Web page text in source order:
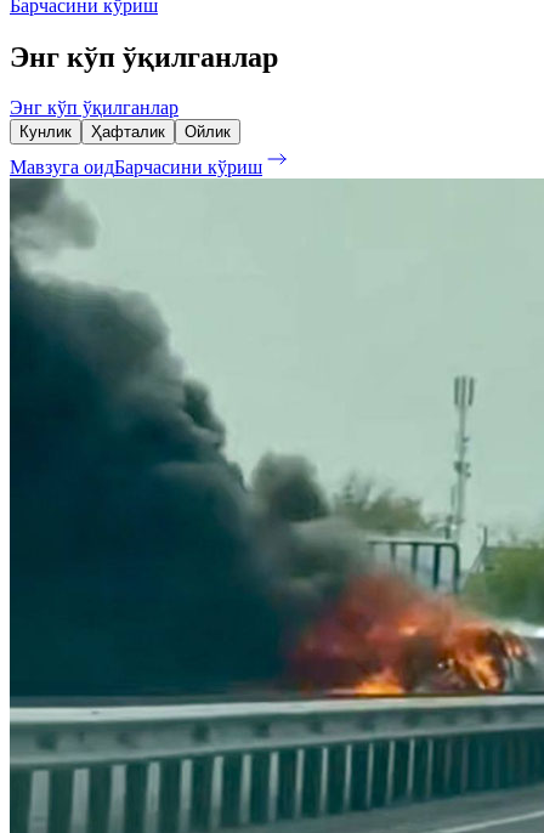
Барчасини кўриш
Энг кўп ўқилганлар
Энг кўп ўқилганлар
Кунлик Ҳафталик Ойлик
Мавзуга оидБарчасини кўриш